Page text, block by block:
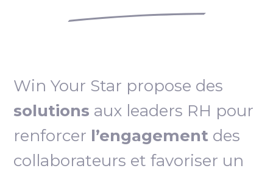
Win Your Star propose des
solutions aux leaders RH pour
renforcer l’engagement des
collaborateurs et favoriser un